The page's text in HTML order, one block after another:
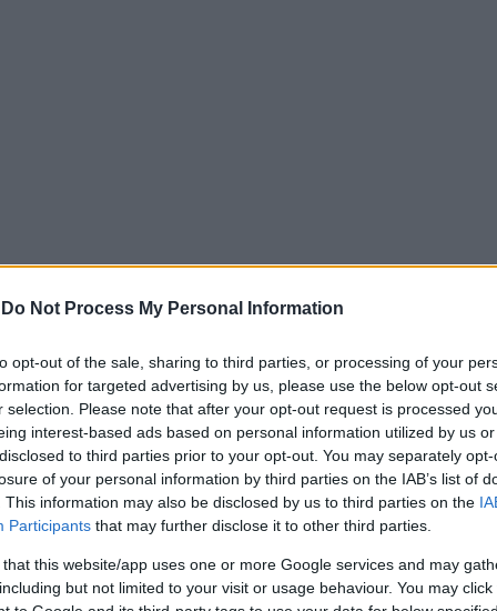
Do Not Process My Personal Information
opt-out of the sale, sharing to third parties, or processing of your
for targeted advertising by us, please use the below opt-out
selection. Please note that after your opt-out request is processed
interest-based ads based on personal information utilized by us
to third parties prior to your opt-out. You may separately
of your personal information by third parties on the IAB’s list of
This information may also be disclosed by us to third parties on the
Participants that may further disclose it to other third parties.
that this website/app uses one or more Google services and may
but not limited to your visit or usage behaviour. You may
Αμπάς Αραγτσί, ξεκαθάρισε ότι δεν έχει
παρά την ανταλλαγή μηνυμάτων με στόχο την
στον Λίβανο. Ο κ. Αραγτσί προειδοποίησε μάλιστα πως
πόλεμο.
Τραμπ εμφανίστηκε ιδιαίτερα αισιόδοξος από το
«πολύ καλά» και αφήνοντας ανοιχτό το ενδεχόμενο
Ο πρόεδρος των ΗΠΑ εξέφρασε την πρόθεση να
Ιράν, μια προσέγγιση που ωστόσο απορρίπτει
ιρανικού ουρανίου παραμένει κομβικό αγκάθι, με τον